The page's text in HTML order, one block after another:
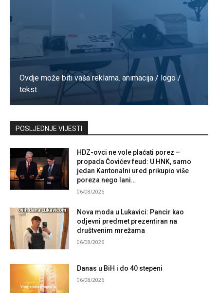
Ovdje može biti vaša reklama. animacija / logo /
tekst
Kontaktirajte nas
POSLJEDNJE VIJESTI
HDZ-ovci ne vole plaćati porez –
propada Čovićev feud: U HNK, samo
jedan Kantonalni ured prikupio više
poreza nego lani…
06/08/2026
Nova moda u Lukavici: Pancir kao
odjevni predmet prezentiran na
društvenim mrežama
06/08/2026
Danas u BiH i do 40 stepeni
06/08/2026